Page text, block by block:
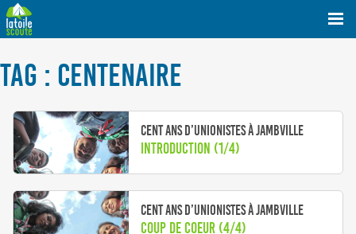
TAG : CENTENAIRE
Cent ans d’Unionistes à Jambville
Introduction (1/4)
Cent ans d’Unionistes à Jambville
Coup de Coeur (4/4)